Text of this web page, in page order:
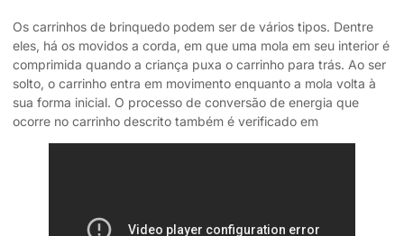
Os carrinhos de brinquedo podem ser de vários tipos. Dentre
eles, há os movidos a corda, em que uma mola em seu interior é
comprimida quando a criança puxa o carrinho para trás. Ao ser
solto, o carrinho entra em movimento enquanto a mola volta à
sua forma inicial. O processo de conversão de energia que
ocorre no carrinho descrito também é verificado em